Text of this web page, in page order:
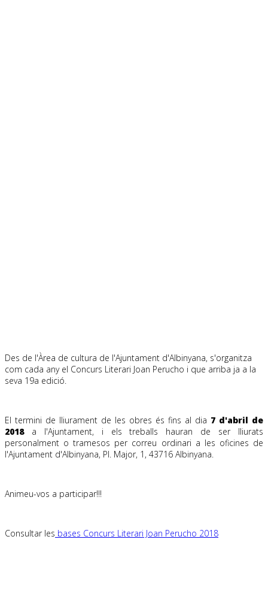
Des de l'Àrea de cultura de l'Ajuntament d'Albinyana, s'organitza
com cada any el Concurs Literari Joan Perucho i que arriba ja a la
seva 19a edició.
El termini de lliurament de les obres és fins al dia 7 d'abril de
2018a l'Ajuntament, i els treballs hauran de ser lliurats
personalment o tramesos per correu ordinari a les oficines de
l'Ajuntament d'Albinyana, Pl. Major, 1, 43716 Albinyana.
Animeu-vos a participar!!!
Consultar les bases Concurs Literari Joan Perucho 2018